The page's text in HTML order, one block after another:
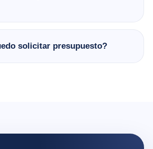
solicitar presupuesto?